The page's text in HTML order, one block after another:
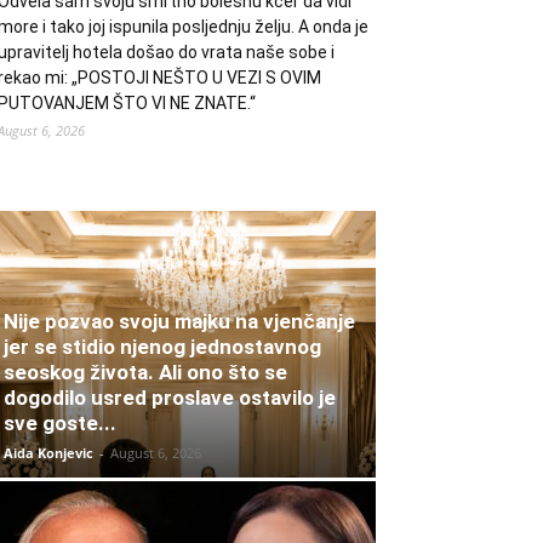
i tako joj ispunila posljednju želju. A onda je
hotela došao do vrata naše sobe i
mi: „POSTOJI NEŠTO U VEZI S OVIM
ŠTO VI NE ZNATE.“
6, 2026
Nije pozvao svoju majku na vjenčanje
jer se stidio njenog jednostavnog
seoskog života. Ali ono što se
dogodilo usred proslave ostavilo je
sve goste...
Aida Konjevic - August 6, 2026